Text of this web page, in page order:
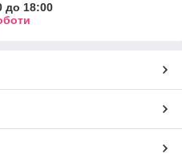
до 18:00